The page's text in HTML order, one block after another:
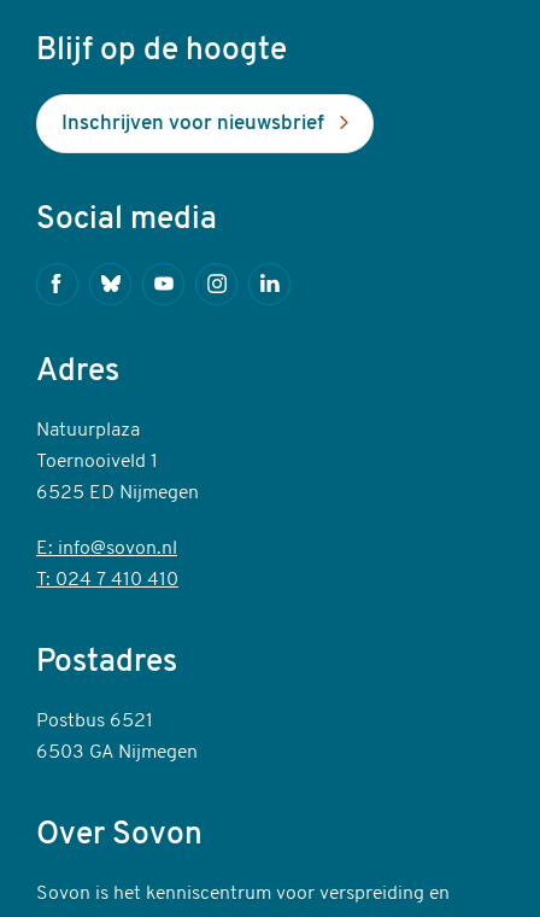
Blijf op de hoogte
Inschrijven voor nieuwsbrief
Social media
FacebookBlueskyYoutubeInstagramLinkedin
Adres
Natuurplaza
Toernooiveld 1
6525 ED Nijmegen
E: info@sovon.nl
T: 024 7 410 410
Postadres
Postbus 6521
6503 GA Nijmegen
Over Sovon
Sovon is het kenniscentrum voor verspreiding en